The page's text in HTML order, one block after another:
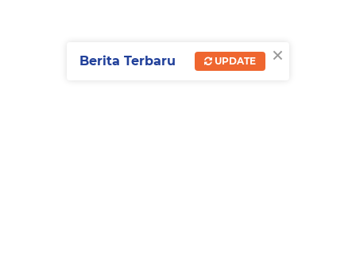
×
Berita Terbaru UPDATE